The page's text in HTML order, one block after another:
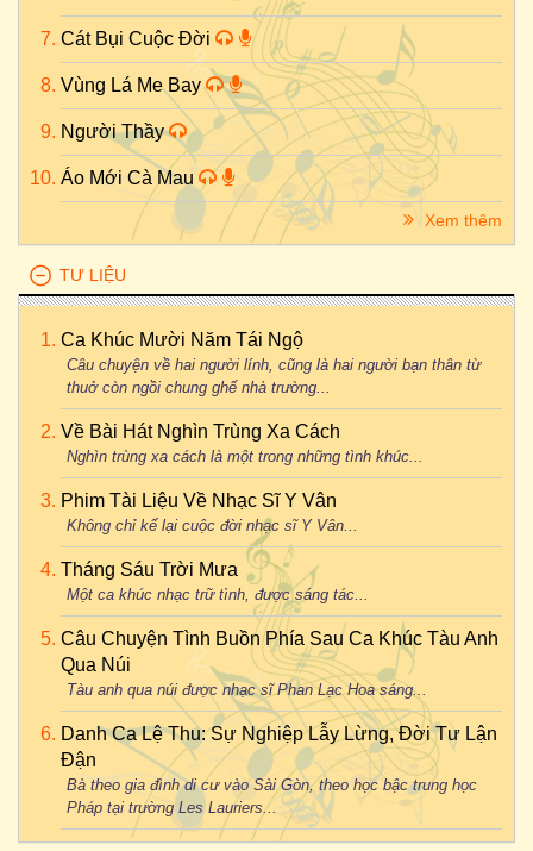
Cát Bụi Cuộc Đời
Vùng Lá Me Bay
Người Thầy
Áo Mới Cà Mau
Xem thêm
TƯ LIỆU
Ca Khúc Mười Năm Tái Ngộ
Câu chuyện về hai người lính, cũng là hai người bạn thân từ
thuở còn ngồi chung ghế nhà trường...
Về Bài Hát Nghìn Trùng Xa Cách
Nghìn trùng xa cách là một trong những tình khúc...
Phim Tài Liệu Về Nhạc Sĩ Y Vân
Không chỉ kể lại cuộc đời nhạc sĩ Y Vân...
Tháng Sáu Trời Mưa
Một ca khúc nhạc trữ tình, được sáng tác...
Câu Chuyện Tình Buồn Phía Sau Ca Khúc Tàu Anh
Qua Núi
Tàu anh qua núi được nhạc sĩ Phan Lạc Hoa sáng...
Danh Ca Lệ Thu: Sự Nghiệp Lẫy Lừng, Đời Tư Lận
Đận
Bà theo gia đình di cư vào Sài Gòn, theo học bậc trung học
Pháp tại trường Les Lauriers...